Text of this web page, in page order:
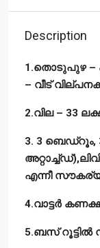
Description
1.തൊടുപുഴ –
– വീട്
2.വില – 33
3. 3 ബെഡ്‌റൂം,
എന്നീ
4.വാട്ടർ
5.ബസ് റൂട്ടിൽ